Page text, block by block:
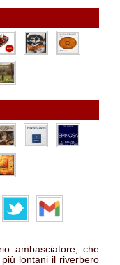
ambasciatore, che
lontani il riverbero